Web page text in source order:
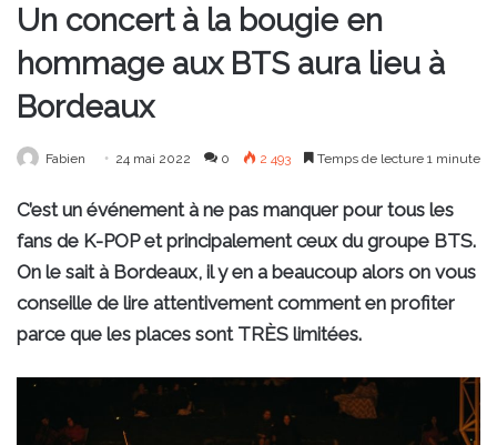
Un concert à la bougie en
hommage aux BTS aura lieu à
Bordeaux
Fabien 24 mai 2022 0 2 493 Temps de lecture 1 minute
C’est un événement à ne pas manquer pour tous les
fans de K-POP et principalement ceux du groupe BTS.
On le sait à Bordeaux, il y en a beaucoup alors on vous
conseille de lire attentivement comment en profiter
parce que les places sont TRÈS limitées.